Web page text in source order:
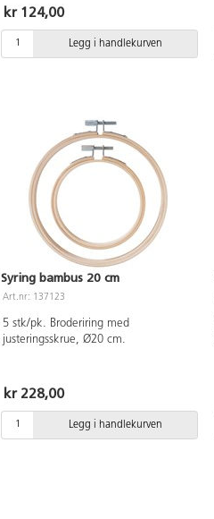
kr 124,00
Legg i handlekurven
Syring bambus 20 cm
Art.nr: 137123
5 stk/pk. Broderiring med
justeringsskrue, Ø20 cm.
kr 228,00
Legg i handlekurven